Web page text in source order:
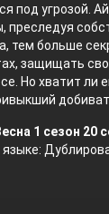
под угрозой.
преследуя
тем больше
защищать
Но хватит ли
1 сезон 20